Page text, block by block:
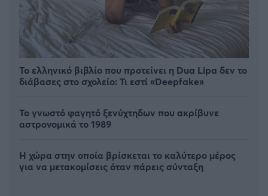
Το ελληνικό βιβλίο που προτείνει η Dua Lipa δεν το
διάβασες στο σχολείο: Τι εστί «Deepfake»
Το γνωστό φαγητό ξενύχτηδων που ακρίβυνε
αστρονομικά το 1989
Η χώρα στην οποία βρίσκεται το καλύτερο μέρος
για να μετακομίσεις όταν πάρεις σύνταξη